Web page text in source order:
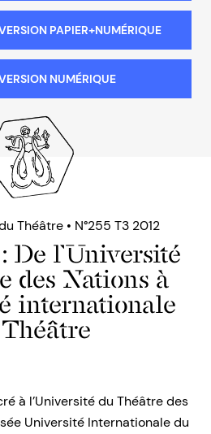
PAPIER+NUMÉRIQUE
NUMÉRIQUE
Théâtre • N°255 T3 2012
De l’Université
des Nations à
internationale
à l’Université du Théâtre des
Université Internationale du